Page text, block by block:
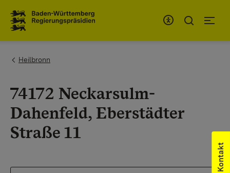
You are here:
Heilbronn
74172 Neckarsulm-
Dahenfeld, Eberstädter
Straße 11
Kontakt